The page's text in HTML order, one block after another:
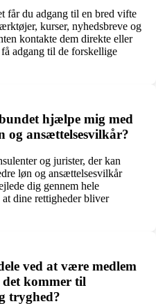
får du adgang til en bred vifte
kurser, nyhedsbreve og
kontakte dem direkte eller
adgang til de forskellige
hjælpe mig med
og ansættelsesvilkår?
og jurister, der kan
løn og ansættelsesvilkår
dig gennem hele
dine rettigheder bliver
ved at være medlem
kommer til
tryghed?